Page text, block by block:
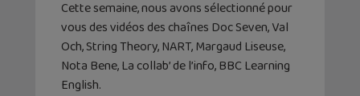
Cette semaine, nous avons sélectionné pour
vous des vidéos des chaînes Doc Seven, Val
Och, String Theory, NART, Margaud Liseuse,
Nota Bene, La collab’ de l’info, BBC Learning
English.